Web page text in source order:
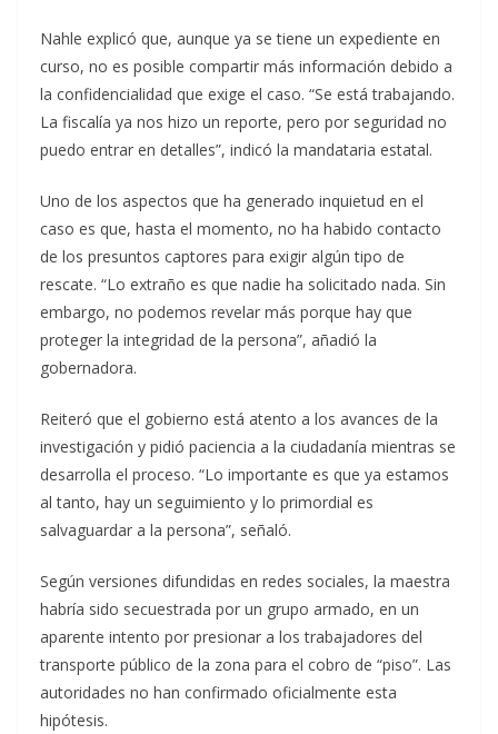
Nahle explicó que, aunque ya se tiene un expediente en
curso, no es posible compartir más información debido a
la confidencialidad que exige el caso. “Se está trabajando.
La fiscalía ya nos hizo un reporte, pero por seguridad no
puedo entrar en detalles”, indicó la mandataria estatal.
Uno de los aspectos que ha generado inquietud en el
caso es que, hasta el momento, no ha habido contacto
de los presuntos captores para exigir algún tipo de
rescate. “Lo extraño es que nadie ha solicitado nada. Sin
embargo, no podemos revelar más porque hay que
proteger la integridad de la persona”, añadió la
gobernadora.
Reiteró que el gobierno está atento a los avances de la
investigación y pidió paciencia a la ciudadanía mientras se
desarrolla el proceso. “Lo importante es que ya estamos
al tanto, hay un seguimiento y lo primordial es
salvaguardar a la persona”, señaló.
Según versiones difundidas en redes sociales, la maestra
habría sido secuestrada por un grupo armado, en un
aparente intento por presionar a los trabajadores del
transporte público de la zona para el cobro de “piso”. Las
autoridades no han confirmado oficialmente esta
hipótesis.